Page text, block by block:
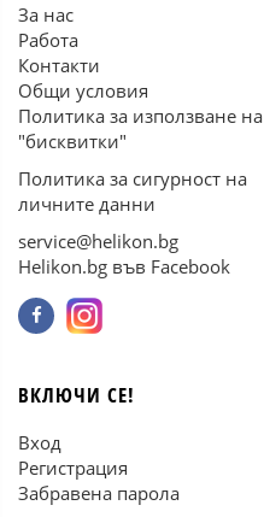
За нас
Работа
Контакти
Общи условия
Политика за използване на
"бисквитки"
Политика за сигурност на
личните данни
service@helikon.bg
Helikon.bg във Facebook
ВКЛЮЧИ СЕ!
Вход
Регистрация
Забравена парола